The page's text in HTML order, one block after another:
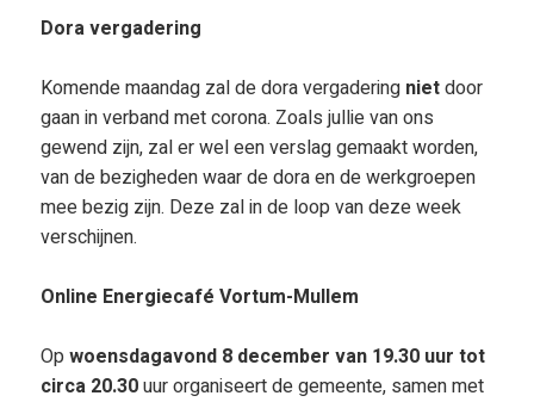
Dora vergadering
Komende maandag zal de dora vergaderingnietdoor
gaan in verband met corona. Zoals jullie van ons
gewend zijn, zal er wel een verslag gemaakt worden,
van de bezigheden waar de dora en de werkgroepen
mee bezig zijn. Deze zal in de loop van deze week
verschijnen.
Online Energiecafé Vortum-Mullem
Opwoensdagavond 8 december van 19.30 uur tot
circa 20.30uur organiseert de gemeente, samen met